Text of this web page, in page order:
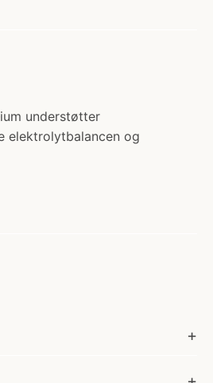
understøtter
elektrolytbalancen og